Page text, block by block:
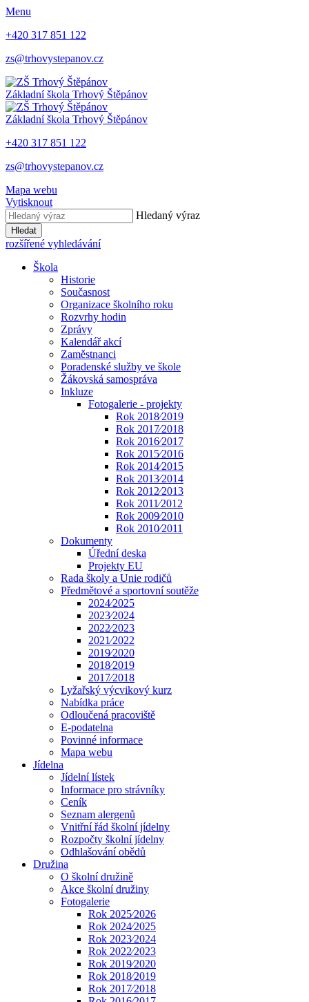
Menu
+420 317 851 122
zs@trhovystepanov.cz
Základní škola Trhový Štěpánov
Základní škola Trhový Štěpánov
+420 317 851 122
zs@trhovystepanov.cz
Mapa webu
Vytisknout
Hledaný výraz
Hledat
rozšířené vyhledávání
Škola
Historie
Současnost
Organizace školního roku
Rozvrhy hodin
Zprávy
Kalendář akcí
Zaměstnanci
Poradenské služby ve škole
Žákovská samospráva
Inkluze
Fotogalerie - projekty
Rok 2018⁄2019
Rok 2017⁄2018
Rok 2016⁄2017
Rok 2015⁄2016
Rok 2014⁄2015
Rok 2013⁄2014
Rok 2012⁄2013
Rok 2011⁄2012
Rok 2009⁄2010
Rok 2010⁄2011
Dokumenty
Úřední deska
Projekty EU
Rada školy a Unie rodičů
Předmětové a sportovní soutěže
2024⁄2025
2023⁄2024
2022⁄2023
2021⁄2022
2019⁄2020
2018⁄2019
2017⁄2018
Lyžařský výcvikový kurz
Nabídka práce
Odloučená pracoviště
E-podatelna
Povinné informace
Mapa webu
Jídelna
Jídelní lístek
Informace pro strávníky
Ceník
Seznam alergenů
Vnitřní řád školní jídelny
Rozpočty školní jídelny
Odhlašování obědů
Družina
O školní družině
Akce školní družiny
Fotogalerie
Rok 2025⁄2026
Rok 2024⁄2025
Rok 2023⁄2024
Rok 2022⁄2023
Rok 2019⁄2020
Rok 2018⁄2019
Rok 2017⁄2018